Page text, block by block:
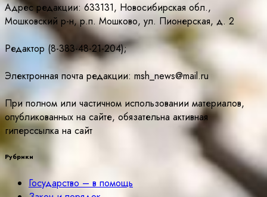
Адрес редакции: 633131, Новосибирская обл.,
Мошковский р-н, р.п. Мошково, ул. Пионерская, д. 2
Редактор (8-383-48-21-204);
Электронная почта редакции: msh_news@mail.ru
При полном или частичном использовании материалов,
опубликованных на сайте, обязательна активная
гиперссылка на сайт
Рубрики
Государство – в помощь